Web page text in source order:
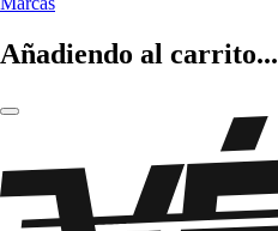
Añadiendo al carrito...